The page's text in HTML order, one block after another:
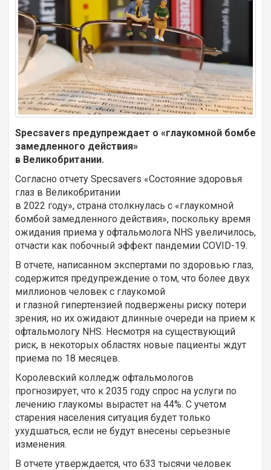
Specsavers предупреждает о «глаукомной бомбе
замедленного действия»
в Великобритании.
Согласно отчету Specsavers «Состояние здоровья
глаз в Великобритании
в 2022 году», страна столкнулась с «глаукомной
бомбой замедленного действия», поскольку время
ожидания приема у офтальмолога NHS увеличилось,
отчасти как побочный эффект пандемии COVID-19.
В отчете, написанном экспертами по здоровью глаз,
содержится предупреждение о том, что более двух
миллионов человек с глаукомой
и глазной гипертензией подвержены риску потери
зрения, но их ожидают длинные очереди на прием к
офтальмологу NHS. Несмотря на существующий
риск, в некоторых областях новые пациенты ждут
приема по 18 месяцев.
Королевский колледж офтальмологов
прогнозирует, что к 2035 году спрос на услуги по
лечению глаукомы вырастет на 44%. С учетом
старения населения ситуация будет только
ухудшаться, если не будут внесены серьезные
изменения.
В отчете утверждается, что 633 тысячи человек